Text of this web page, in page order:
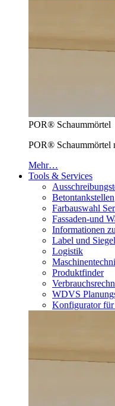
POR® Schaummörtel
POR® Schaummörtel
Mehr…
Tools & Services
Betontankstellen
Farbauswahl
Fassaden-und
Informationen
Label und
Logistik
Produktfinder
WDVS
Konfigurator